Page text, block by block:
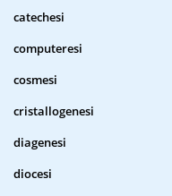
catechesi
computeresi
cosmesi
cristallogenesi
diagenesi
diocesi